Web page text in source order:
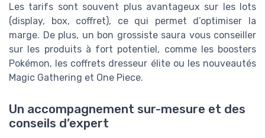
Les tarifs sont souvent plus avantageux sur les lots
(display, box, coffret), ce qui permet d’optimiser la
marge. De plus, un bon grossiste saura vous conseiller
sur les produits à fort potentiel, comme les boosters
Pokémon, les coffrets dresseur élite ou les nouveautés
Magic Gathering et One Piece.
Un accompagnement sur-mesure et des
conseils d’expert